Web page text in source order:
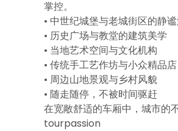
掌控。
• 中世纪城堡与老城街区的静
• 历史广场与教堂的建筑美学
• 当地艺术空间与文化机构
• 传统手工艺作坊与小众精品店
• 周边山地景观与乡村风貌
• 随走随停，不被时间驱赶
在宽敞舒适的车厢中，城市的
tourpassion